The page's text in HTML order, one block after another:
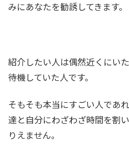
みにあなたを勧誘してきます。
紹介したい人は偶然近くにい
待機していた人です。
そもそも本当にすごい人であ
達と自分にわざわざ時間を割
りえません。